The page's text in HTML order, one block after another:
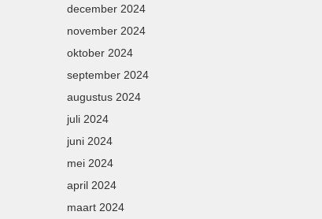
december 2024
november 2024
oktober 2024
september 2024
augustus 2024
juli 2024
juni 2024
mei 2024
april 2024
maart 2024